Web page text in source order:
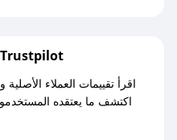
اقرأ تقييمات واراء العملاء على Trustpilot
اقرأ تقييمات العملاء
اكتشف ما يعتقده